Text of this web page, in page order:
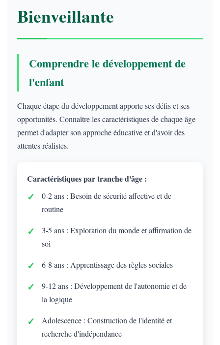
Bienveillante
Comprendre le développement de
l'enfant
Chaque étape du développement apporte ses défis et ses
opportunités. Connaître les caractéristiques de chaque âge
permet d'adapter son approche éducative et d'avoir des
attentes réalistes.
Caractéristiques par tranche d'âge :
0-2 ans : Besoin de sécurité affective et de
routine
3-5 ans : Exploration du monde et affirmation de
soi
6-8 ans : Apprentissage des règles sociales
9-12 ans : Développement de l'autonomie et de
la logique
Adolescence : Construction de l'identité et
recherche d'indépendance